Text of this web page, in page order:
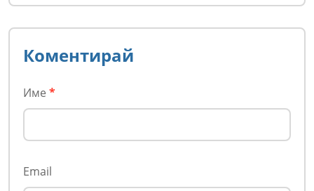
Коментирай
Име *
Email